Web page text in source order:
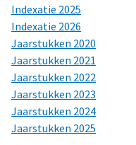
Indexatie 2025
Indexatie 2026
Jaarstukken 2020
Jaarstukken 2021
Jaarstukken 2022
Jaarstukken 2023
Jaarstukken 2024
Jaarstukken 2025